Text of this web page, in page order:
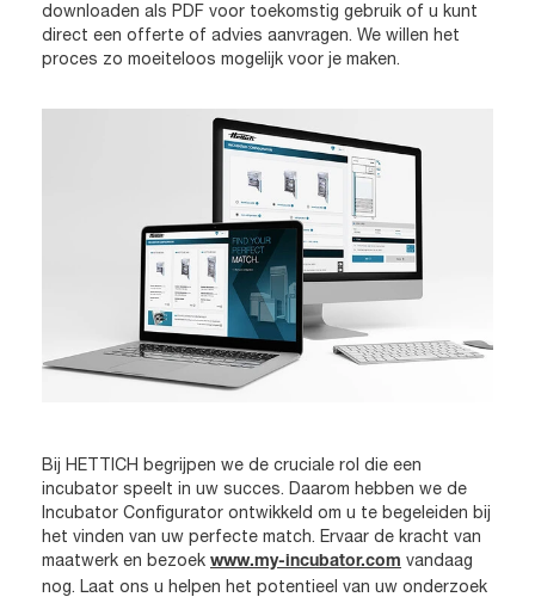
downloaden als PDF voor toekomstig gebruik of u kunt
direct een offerte of advies aanvragen. We willen het
proces zo moeiteloos mogelijk voor je maken.
Bij HETTICH begrijpen we de cruciale rol die een
incubator speelt in uw succes. Daarom hebben we de
Incubator Configurator ontwikkeld om u te begeleiden bij
het vinden van uw perfecte match. Ervaar de kracht van
maatwerk en bezoek www.my-incubator.com vandaag
nog. Laat ons u helpen het potentieel van uw onderzoek